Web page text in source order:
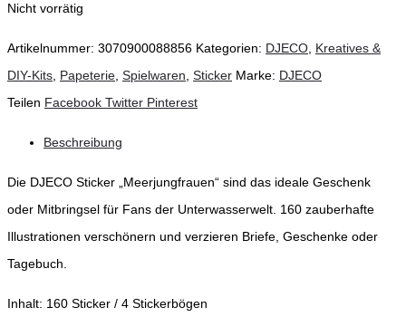
Nicht vorrätig
Artikelnummer: 3070900088856 Kategorien: DJECO, Kreatives &
DIY-Kits, Papeterie, Spielwaren, Sticker Marke: DJECO
Teilen Facebook Twitter Pinterest
Beschreibung
Die DJECO Sticker „Meerjungfrauen“ sind das ideale Geschenk
oder Mitbringsel für Fans der Unterwasserwelt. 160 zauberhafte
Illustrationen verschönern und verzieren Briefe, Geschenke oder
Tagebuch.
Inhalt: 160 Sticker / 4 Stickerbögen